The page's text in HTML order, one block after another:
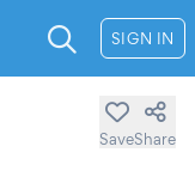
SIGN IN
SaveShare